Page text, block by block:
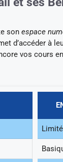
son espace
d’accéder à
vos cours
Limité